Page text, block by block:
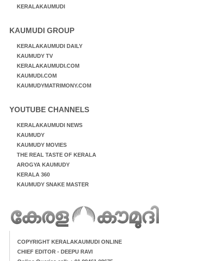
KERALAKAUMUDI
KAUMUDI GROUP
KERALAKAUMUDI DAILY
KAUMUDY TV
KERALAKAUMUDI.COM
KAUMUDI.COM
KAUMUDYMATRIMONY.COM
YOUTUBE CHANNELS
KERALAKAUMUDI NEWS
KAUMUDY
KAUMUDY MOVIES
THE REAL TASTE OF KERALA
AROGYA KAUMUDY
KERALA 360
KAUMUDY SNAKE MASTER
COPYRIGHT KERALAKAUMUDI ONLINE
CHIEF EDITOR - DEEPU RAVI